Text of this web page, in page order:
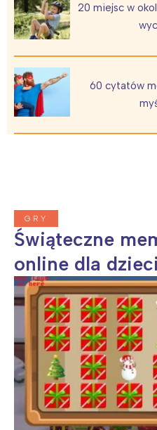
20 miejsc w
60 cytatów
GRY
Świąteczne
online dla dzieci
Warszawa
Łódź
Trójmiasto
Poznań